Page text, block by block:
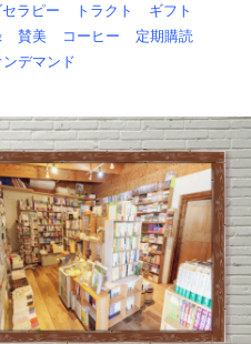
セラピー トラクト
ギフト
賛美 コーヒー
定期購読
ンデマンド